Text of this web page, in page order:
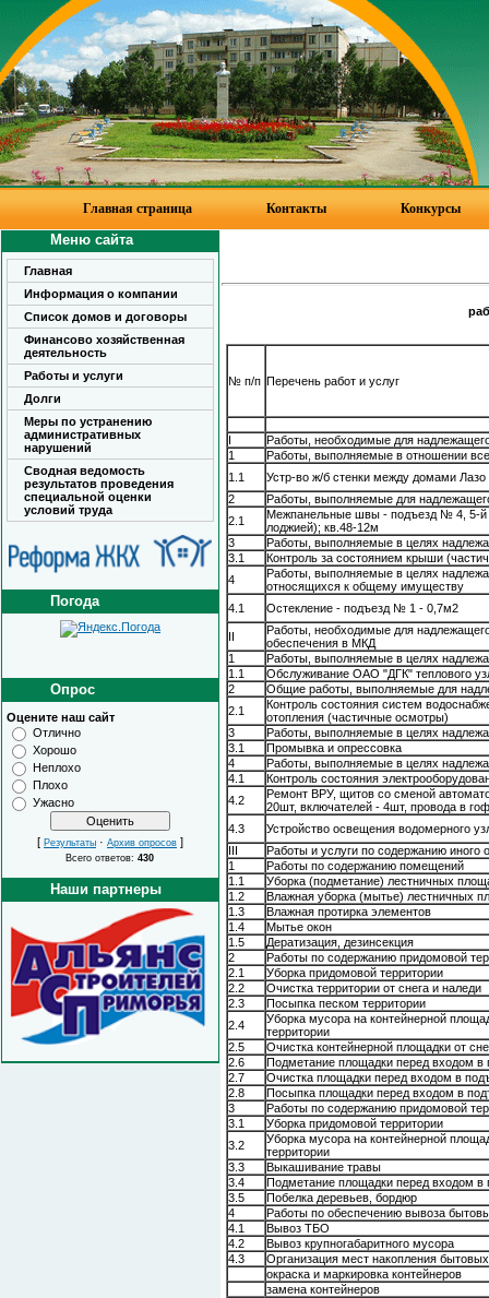
Главная страница Контакты Конкурсы
Меню сайта
Главная
Информация о компании
Список домов и договоры
Финансово хозяйственная
деятельность
Работы и услуги
Долги
Меры по устранению
административных
нарушений
Сводная ведомость
результатов проведения
специальной оценки
условий труда
Погода
Опрос
Оцените наш сайт
Отлично
Хорошо
Неплохо
Плохо
Ужасно
[ Результаты · Архив опросов ]
Всего ответов:430
Наши партнеры
№ п/п Перечень работ и услуг
Работы, необходимые для
1
Работы, выполняемые в отношении
1.1
Устр-во ж/б стенки между домами
2
Работы, выполняемые для
2.1
Межпанельные швы - подъезд № 4, 5-й
лоджией); кв.48-12м
3
Работы, выполняемые в целях
3.1
Контроль за состоянием крыши
4
Работы, выполняемые в целях
относящихся к общему имуществу
4.1
Остекление - подъезд № 1 - 0,7м2
Работы, необходимые для
обеспечения в МКД
1
Работы, выполняемые в целях
1.1
Обслуживание ОАО "ДГК" теплового
2
Общие работы, выполняемые для
2.1
Контроль состояния систем
отопления (частичные осмотры)
3
Работы, выполняемые в целях
3.1
Промывка и опрессовка
4
Работы, выполняемые в целях
4.1
Контроль состояния
4.2
Ремонт ВРУ, щитов со сменой
20шт, включателей - 4шт, провода в
4.3
Устройство освещения водомерного
Работы и услуги по содержанию
1
Работы по содержанию помещений
1.1
Уборка (подметание) лестничных
1.2
Влажная уборка (мытье) лестничных
1.3
Влажная протирка элементов
1.4
Мытье окон
1.5
Дератизация, дезинсекция
2
Работы по содержанию придомовой
2.1
Уборка придомовой территории
2.2
Очистка территории от снега и наледи
2.3
Посыпка песком территории
2.4
Уборка мусора на контейнерной
территории
2.5
Очистка контейнерной площадки от
2.6
Подметание площадки перед входом в
2.7
Очистка площадки перед входом в
2.8
Посыпка площадки перед входом в
3
Работы по содержанию придомовой
3.1
Уборка придомовой территории
3.2
Уборка мусора на контейнерной
территории
3.3
Выкашивание травы
3.4
Подметание площадки перед входом в
3.5
Побелка деревьев, бордюр
4
Работы по обеспечению вывоза
4.1
Вывоз ТБО
4.2
Вывоз крупногабаритного мусора
4.3
Организация мест накопления
окраска и маркировка контейнеров
замена контейнеров